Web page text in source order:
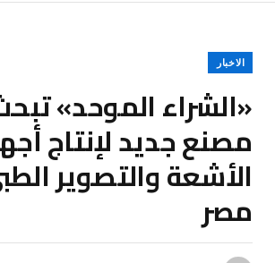
الاخبار
«الشراء الموحد»
مصنع جديد لإنتاج
الأشعة والتصوير
مصر